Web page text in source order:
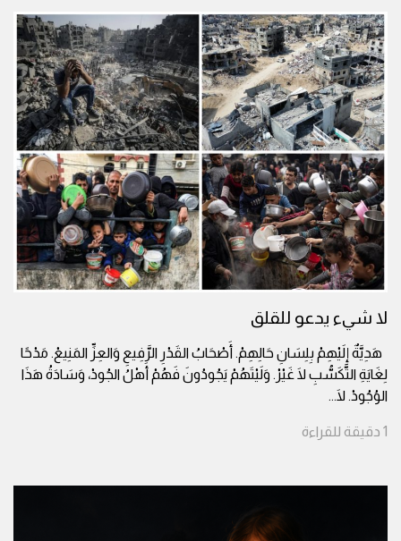
لا شيء يدعو للقلق
هَدِيَّةٌ إِلَيْهِمْ بِلِسَانِ حَالِهِمْ. أَصْحَابُ القَدْرِ الرَّفِيعِ وَالعِزِّ المَنِيعْ. مَدْحًا
لِغَايَةِ التَّكَسُّبِ لَا غَيْرْ. وَلَيْتَهُمْ يَجُودُونَ فَهُمْ أَهْلُ الجُودْ، وَسَادَةُ هَذَا
الوُجُودْ. لَا...
1 دقيقة للقراءة